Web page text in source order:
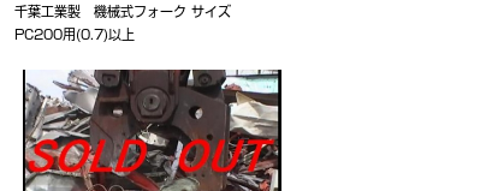
千葉工業製 機械式フォーク サイズ
PC200用(0.7)以上